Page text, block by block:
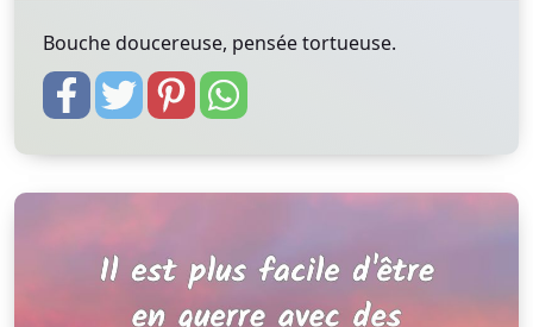
Bouche doucereuse, pensée tortueuse.